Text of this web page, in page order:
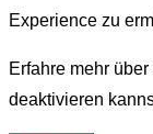
Experience zu
Erfahre mehr
deaktivieren